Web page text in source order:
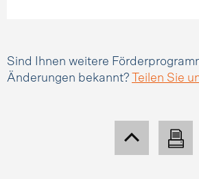
Sind Ihnen weitere
Änderungen bekannt?
Teilen Sie